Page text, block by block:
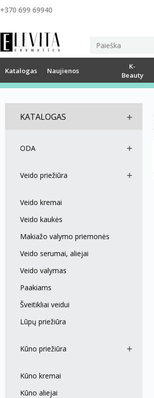
+370 699 69940
Katalogas Naujienos
K-
Beauty
KATALOGAS
ODA
Veido priežiūra
Veido kremai
Veido kaukės
Makiažo valymo priemonės
Veido serumai, aliejai
Veido valymas
Paakiams
Šveitikliai veidui
Lūpų priežiūra
Kūno priežiūra
Kūno kremai
Kūno aliejai